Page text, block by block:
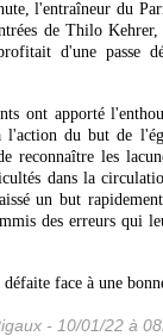
l'entraîneur du
de Thilo
d'une passe
ont apporté
du but de
reconnaître les
dans la
un but
des erreurs qui
face à une
- 10/01/22 à